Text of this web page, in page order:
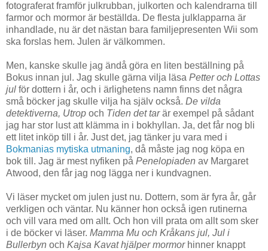
fotograferat framför julkrubban, julkorten och kalendrarna till
farmor och mormor är beställda. De flesta julklapparna är
inhandlade, nu är det nästan bara familjepresenten Wii som
ska forslas hem. Julen är välkommen.
Men, kanske skulle jag ändå göra en liten beställning på
Bokus innan jul. Jag skulle gärna vilja läsa Petter och Lottas
jul för dottern i år, och i ärlighetens namn finns det några
små böcker jag skulle vilja ha själv också. De vilda
detektiverna, Utrop och Tiden det tarär exempel på sådant
jag har stor lust att klämma in i bokhyllan. Ja, det får nog bli
ett litet inköp till i år. Just det, jag tänker ju vara med i
Bokmanias mytiska utmaning, då måste jag nog köpa en
bok till. Jag är mest nyfiken på Penelopiaden av Margaret
Atwood, den får jag nog lägga ner i kundvagnen.
Vi läser mycket om julen just nu. Dottern, som är fyra år, går
verkligen och väntar. Nu känner hon också igen rutinerna
och vill vara med om allt. Och hon vill prata om allt som sker
i de böcker vi läser. Mamma Mu och Kråkans jul, Jul i
Bullerbyn och Kajsa Kavat hjälper mormorhinner knappt